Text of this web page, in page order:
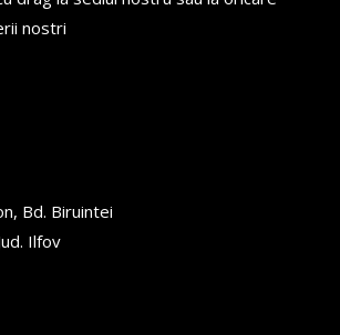
nostri
Bd. Biruintei
Ilfov